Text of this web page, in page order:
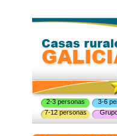
2-3 personas 3-6
7-12 personas